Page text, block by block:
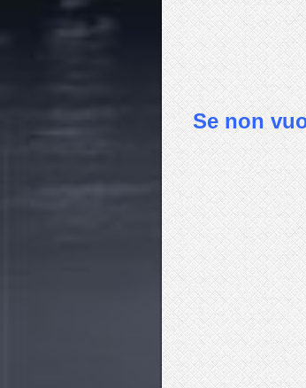
Se non